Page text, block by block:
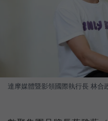
達摩媒體暨影領國際執行長 林合